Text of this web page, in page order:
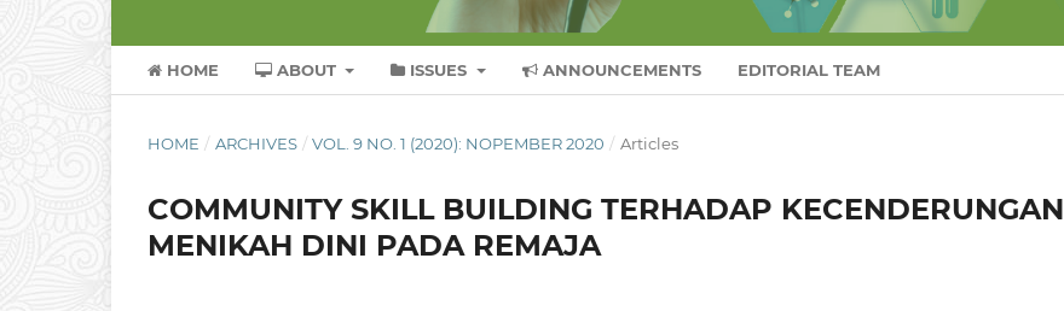
HOME ABOUT ISSUES ANNOUNCEMENTS EDITORIAL TEAM
HOME / ARCHIVES / VOL. 9 NO. 1 (2020): NOPEMBER 2020 / Articles
COMMUNITY SKILL BUILDING TERHADAP KECENDERUNGAN
MENIKAH DINI PADA REMAJA